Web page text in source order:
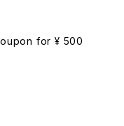
for ¥ 500